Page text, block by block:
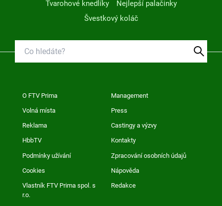
Tvarohové knedlíky
Nejlepší palačinky
Švestkový koláč
O FTV Prima Management
Volná místa Press
Reklama Castingy a výzvy
HbbTV Kontakty
Podmínky užívání Zpracování osobních údajů
Cookies Nápověda
Vlastník FTV Prima spol. s
r.o.
Redakce